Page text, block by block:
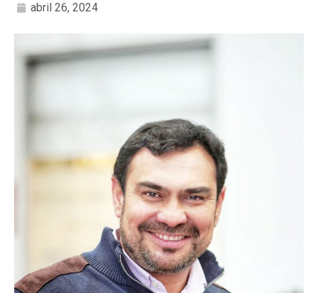
abril 26, 2024